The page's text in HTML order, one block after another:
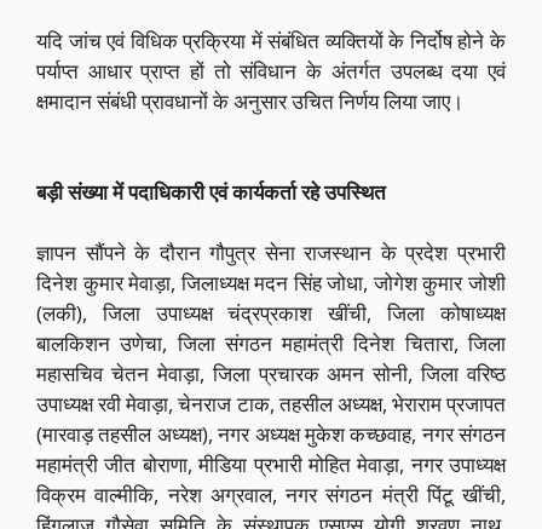
यदि जांच एवं विधिक प्रक्रिया में संबंधित व्यक्तियों के निर्दोष होने के
पर्याप्त आधार प्राप्त हों तो संविधान के अंतर्गत उपलब्ध दया एवं
क्षमादान संबंधी प्रावधानों के अनुसार उचित निर्णय लिया जाए।
बड़ी संख्या में पदाधिकारी एवं कार्यकर्ता रहे उपस्थित
ज्ञापन सौंपने के दौरान गौपुत्र सेना राजस्थान के प्रदेश प्रभारी
दिनेश कुमार मेवाड़ा, जिलाध्यक्ष मदन सिंह जोधा, जोगेश कुमार जोशी
(लकी), जिला उपाध्यक्ष चंद्रप्रकाश खींची, जिला कोषाध्यक्ष
बालकिशन उणेचा, जिला संगठन महामंत्री दिनेश चितारा, जिला
महासचिव चेतन मेवाड़ा, जिला प्रचारक अमन सोनी, जिला वरिष्ठ
उपाध्यक्ष रवी मेवाड़ा, चेनराज टाक, तहसील अध्यक्ष, भेराराम प्रजापत
(मारवाड़ तहसील अध्यक्ष), नगर अध्यक्ष मुकेश कच्छवाह, नगर संगठन
महामंत्री जीत बोराणा, मीडिया प्रभारी मोहित मेवाड़ा, नगर उपाध्यक्ष
विक्रम वाल्मीकि, नरेश अग्रवाल, नगर संगठन मंत्री पिंटू खींची,